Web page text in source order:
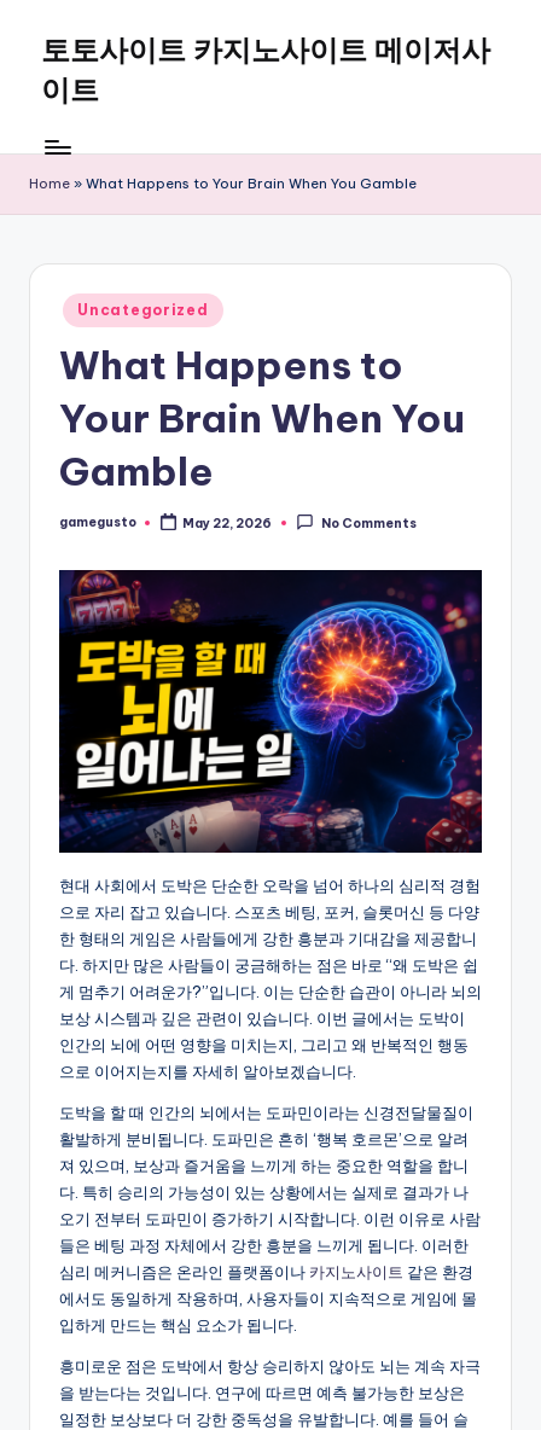
content
토토사이트 카지노사이트 메이저사
이트
Home » What Happens to Your Brain When You Gamble
Posted
in
Uncategorized
What Happens to
Your Brain When You
Gamble
Posted
gamegusto May 22, 2026 No Comments
현대 사회에서 도박은 단순한 오락을 넘어 하나의 심리적 경험
으로 자리 잡고 있습니다. 스포츠 베팅, 포커, 슬롯머신 등 다양
한 형태의 게임은 사람들에게 강한 흥분과 기대감을 제공합니
다. 하지만 많은 사람들이 궁금해하는 점은 바로 “왜 도박은 쉽
게 멈추기 어려운가?”입니다. 이는 단순한 습관이 아니라 뇌의
보상 시스템과 깊은 관련이 있습니다. 이번 글에서는 도박이
인간의 뇌에 어떤 영향을 미치는지, 그리고 왜 반복적인 행동
으로 이어지는지를 자세히 알아보겠습니다.
도박을 할 때 인간의 뇌에서는 도파민이라는 신경전달물질이
활발하게 분비됩니다. 도파민은 흔히 ‘행복 호르몬’으로 알려
져 있으며, 보상과 즐거움을 느끼게 하는 중요한 역할을 합니
다. 특히 승리의 가능성이 있는 상황에서는 실제로 결과가 나
오기 전부터 도파민이 증가하기 시작합니다. 이런 이유로 사람
들은 베팅 과정 자체에서 강한 흥분을 느끼게 됩니다. 이러한
심리 메커니즘은 온라인 플랫폼이나 카지노사이트 같은 환경
에서도 동일하게 작용하며, 사용자들이 지속적으로 게임에 몰
입하게 만드는 핵심 요소가 됩니다.
흥미로운 점은 도박에서 항상 승리하지 않아도 뇌는 계속 자극
을 받는다는 것입니다. 연구에 따르면 예측 불가능한 보상은
일정한 보상보다 더 강한 중독성을 유발합니다. 예를 들어 슬